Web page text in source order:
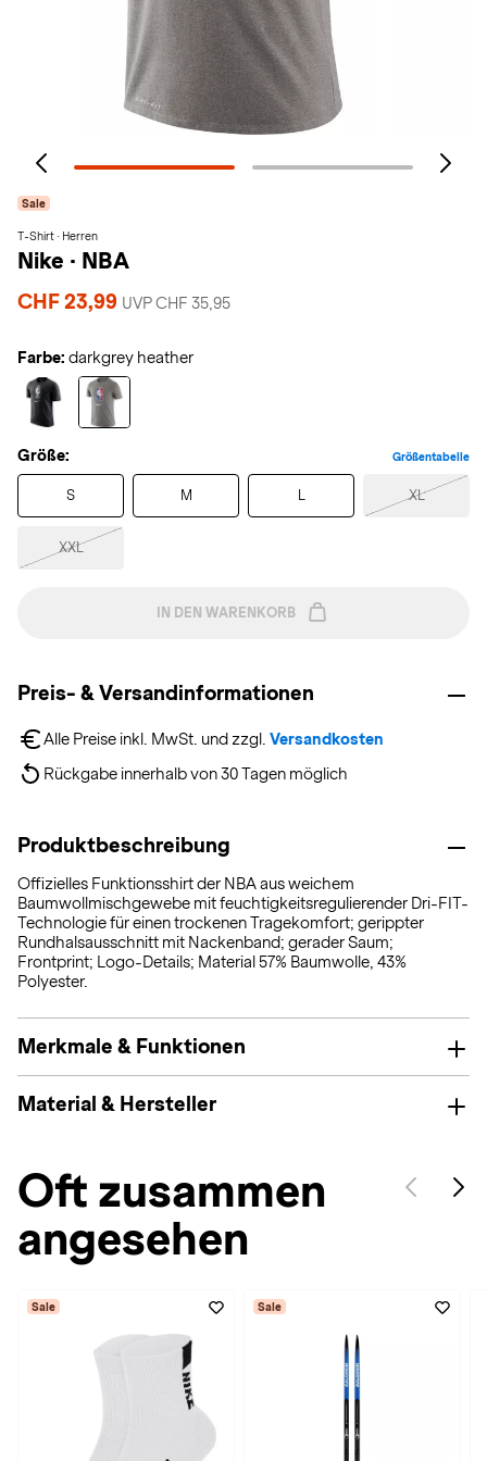
Sale
T-Shirt · Herren
Nike · NBA
CHF 23,99 UVP CHF 35,95
Farbe: darkgrey heather
Größe: Größentabelle
S M L XL
XXL
IN DEN WARENKORB
Preis- & Versandinformationen
Alle Preise inkl. MwSt. und zzgl. Versandkosten
Rückgabe innerhalb von 30 Tagen möglich
Produktbeschreibung
Offizielles Funktionsshirt der NBA aus weichem
Baumwollmischgewebe mit feuchtigkeitsregulierender Dri-FIT-
Technologie für einen trockenen Tragekomfort; gerippter
Rundhalsausschnitt mit Nackenband; gerader Saum;
Frontprint; Logo-Details; Material 57% Baumwolle, 43%
Polyester.
Merkmale & Funktionen
Material & Hersteller
Oft zusammen
angesehen
Sale Sale